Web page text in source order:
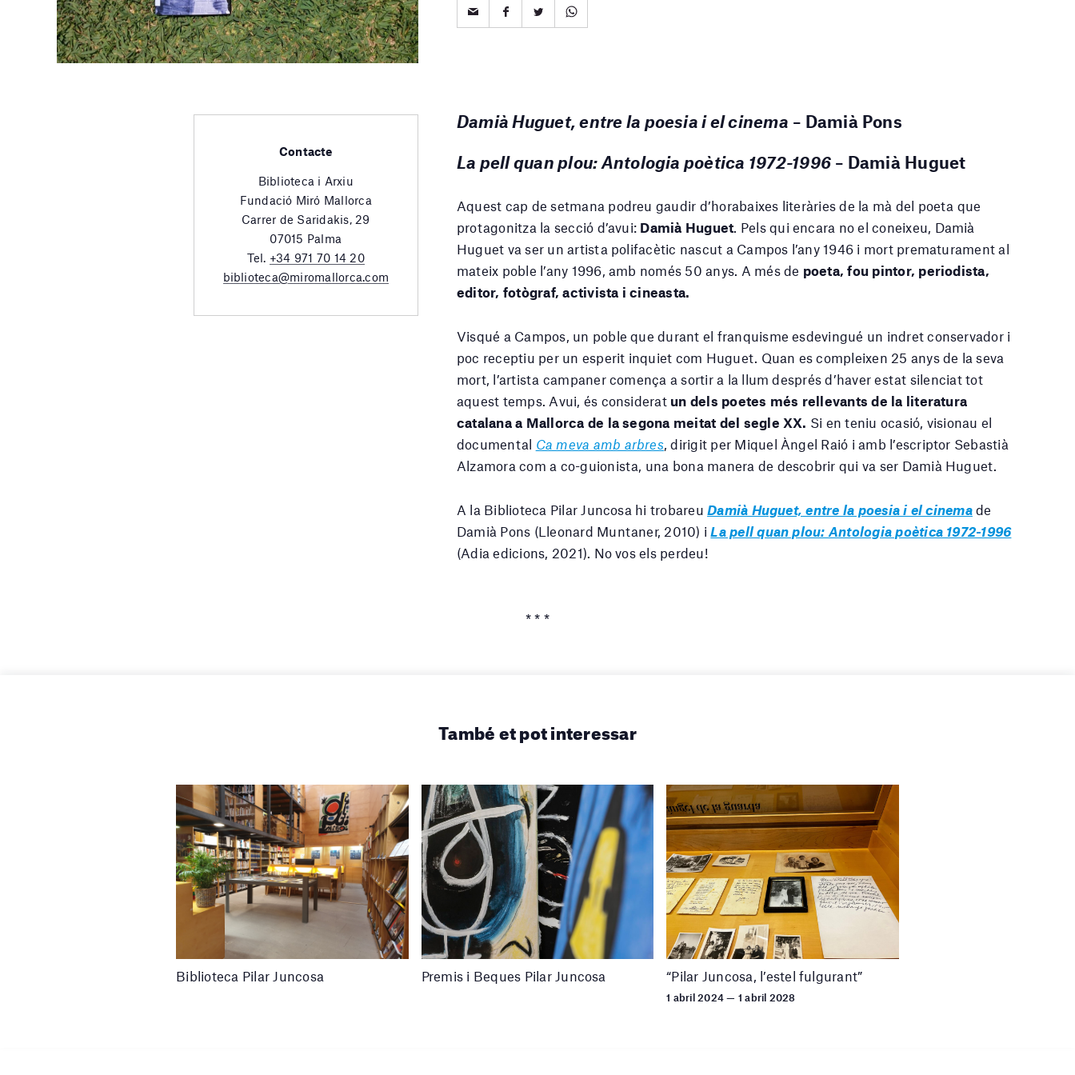
Contacte
Biblioteca i Arxiu
Fundació Miró Mallorca
Carrer de Saridakis, 29
07015 Palma
Tel. +34 971 70 14 20
biblioteca@miromallorca.com
Damià Huguet, entre la poesia i el cinema – Damià Pons
La pell quan plou: Antologia poètica 1972-1996 – Damià Huguet
Aquest cap de setmana podreu gaudir d’horabaixes literàries de la mà del poeta que
protagonitza la secció d’avui: Damià Huguet . Pels qui encara no el coneixeu, Damià
Huguet va ser un artista polifacètic nascut a Campos l’any 1946 i mort prematurament al
mateix poble l’any 1996, amb només 50 anys. A més de poeta, fou pintor, periodista,
editor, fotògraf, activista i cineasta.
Visqué a Campos, un poble que durant el franquisme esdevingué un indret conservador i
poc receptiu per un esperit inquiet com Huguet. Quan es compleixen 25 anys de la seva
mort, l’artista campaner comença a sortir a la llum després d’haver estat silenciat tot
aquest temps. Avui, és considerat un dels poetes més rellevants de la literatura
catalana a Mallorca de la segona meitat del segle XX. Si en teniu ocasió, visionau el
documental Ca meva amb arbres, dirigit per Miquel Àngel Raió i amb l’escriptor Sebastià
Alzamora com a co-guionista, una bona manera de descobrir qui va ser Damià Huguet.
A la Biblioteca Pilar Juncosa hi trobareu Damià Huguet, entre la poesia i el cinemade
Damià Pons (Lleonard Muntaner, 2010) i La pell quan plou: Antologia poètica 1972-1996
(Adia edicions, 2021). No vos els perdeu!
* * *
També et pot interessar
Biblioteca Pilar Juncosa Premis i Beques Pilar Juncosa “Pilar Juncosa, l’estel fulgurant”
1 abril 2024 — 1 abril 2028